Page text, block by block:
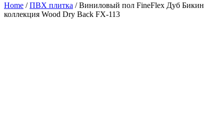
Home /ПВХ плитка / Виниловый пол FineFlex Дуб Бикин
коллекция Wood Dry Back FX-113